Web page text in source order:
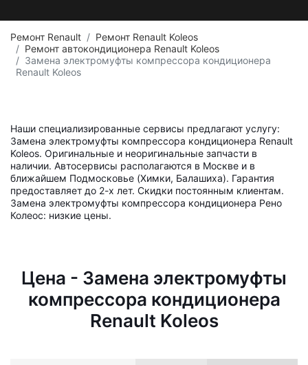
Ремонт Renault
Ремонт Renault Koleos
Ремонт автокондиционера Renault Koleos
Замена электромуфты компрессора кондиционера
Renault Koleos
Наши специализированные сервисы предлагают услугу:
Замена электромуфты компрессора кондиционера Renault
Koleos. Оригинальные и неоригинальные запчасти в
наличии. Автосервисы располагаются в Москве и в
ближайшем Подмосковье (Химки, Балашиха). Гарантия
предоставляет до 2-х лет. Скидки постоянным клиентам.
Замена электромуфты компрессора кондиционера Рено
Колеос: низкие цены.
Цена - Замена электромуфты
компрессора кондиционера
Renault Koleos